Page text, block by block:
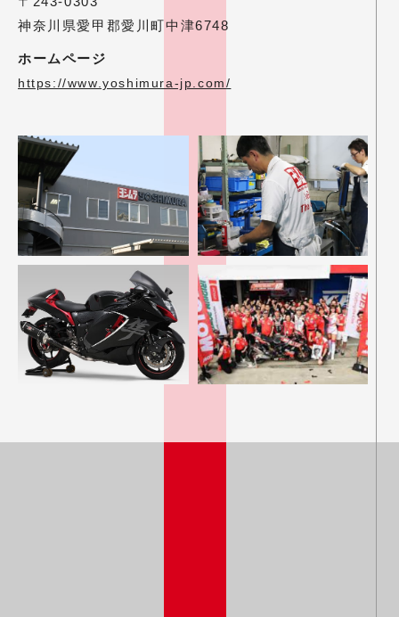
神奈川県愛甲郡愛川町中津6748
ホームページ
https://www.yoshimura-jp.com/